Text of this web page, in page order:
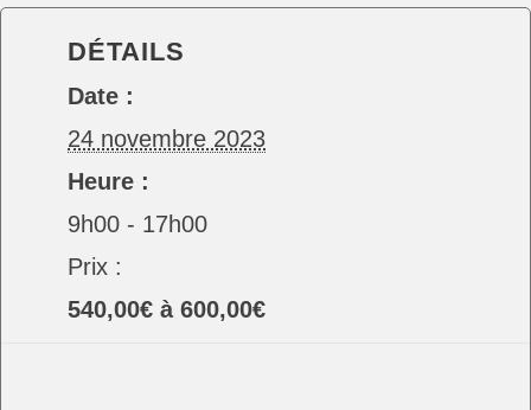
DÉTAILS
Date :
24 novembre 2023
Heure :
9h00 - 17h00
Prix :
540,00€ à 600,00€